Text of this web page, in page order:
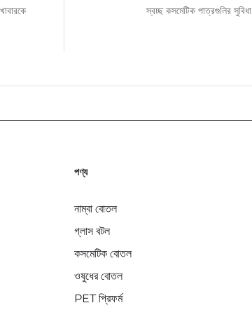
স্বচ্ছ কসমেটিক পাত্রগুলির
পণ্য
নাম্বা বোতল
গ্লাস বটল
কসমেটিক বোতল
ওষুধের বোতল
PET প্রিফর্ম